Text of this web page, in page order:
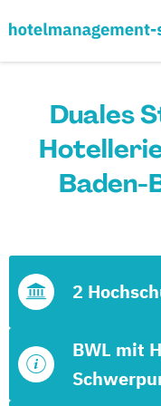
Duales
Baden-
BWL mit
2